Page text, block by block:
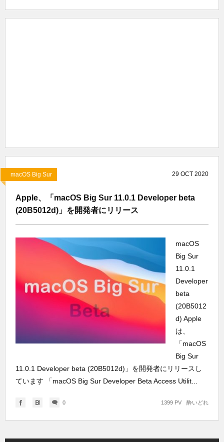
macOS Big Sur 29 OCT 2020
Apple、「macOS Big Sur 11.0.1 Developer beta
(20B5012d)」を開発者にリリース
macOS
Big Sur
11.0.1
Developer
beta
(20B5012
d) Apple
は、
「macOS
Big Sur
11.0.1 Developer beta (20B5012d)」を開発者にリリースし
ています 「macOS Big Sur Developer Beta Access Utilit...
0 酔いどれ
1399 PV